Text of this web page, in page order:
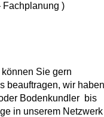
Fachplanung )
Sie gern
beauftragen, wir haben
Bodenkundler bis
in unserem Netzwerk